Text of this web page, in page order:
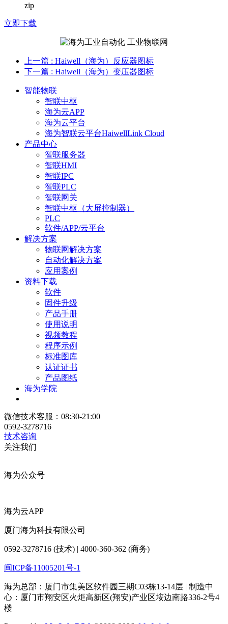
zip
立即下载
上一篇 : Haiwell（海为）反应器图标
下一篇 : Haiwell（海为）变压器图标
智能物联
智联中枢
海为云APP
海为云平台
海为智联云平台HaiwellLink Cloud
产品中心
智联服务器
智联HMI
智联IPC
智联PLC
智联网关
智联中枢（大屏控制器）
PLC
软件/APP/云平台
解决方案
物联网解决方案
自动化解决方案
应用案例
资料下载
软件
固件升级
产品手册
使用说明
视频教程
程序示例
标准图库
认证证书
产品图纸
海为学院
微信技术客服：08:30-21:00
0592-3278716
技术咨询
关注我们
海为公众号
海为云APP
厦门海为科技有限公司
0592-3278716 (技术) | 4000-360-362 (商务)
闽ICP备11005201号-1
海为总部：厦门市集美区软件园三期C03栋13-14层 | 制造中
心：厦门市翔安区火炬高新区(翔安)产业区垵边南路336-2号4
楼